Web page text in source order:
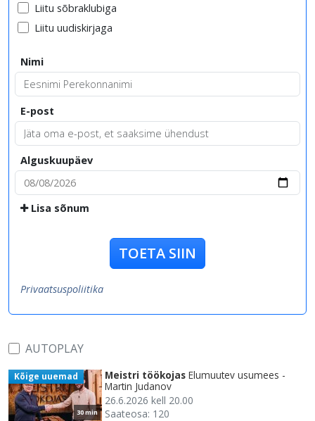
Liitu sõbraklubiga
Liitu uudiskirjaga
Nimi
E-post
Alguskuupäev
Lisa sõnum
TOETA SIIN
Privaatsuspoliitika
AUTOPLAY
30 min
Kõige uuemad Meistri töökojas Elumuutev usumees -
Martin Judanov
26.6.2026 kell 20.00
Saateosa: 120